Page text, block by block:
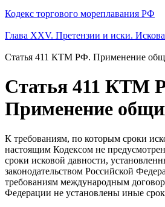
Кодекс торгового мореплавания РФ
Глава XXV. Претензии и иски.
Статья 411 КТМ РФ. Применение
Статья 411 КТМ
Применение
К требованиям, по которым сроки
настоящим Кодексом не
сроки исковой давности,
законодательством Российской
требованиям международным
Федерации не установлены иные